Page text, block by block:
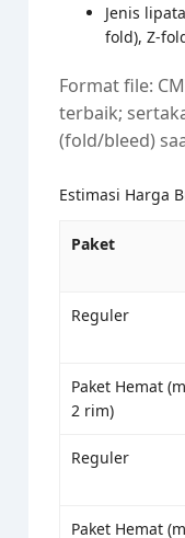
Jenis
fold), Z-
Format file:
terbaik;
(fold/bleed)
Estimasi Harga
Paket
Reguler
Paket Hemat
2 rim)
Reguler
Paket Hemat